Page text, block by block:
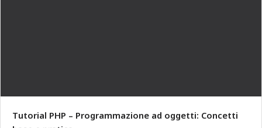
Tutorial PHP – Programmazione ad oggetti: Concetti